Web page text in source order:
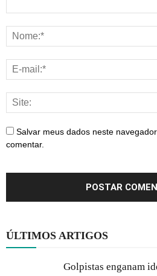
Salvar meus dados neste
comentar.
ÚLTIMOS ARTIGOS
Golpistas enganam